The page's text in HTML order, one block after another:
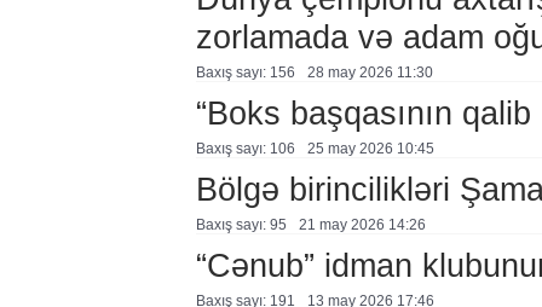
zorlamada və adam
Baxış sayı: 156 28 may 2026 11:30
“Boks başqasının
Baxış sayı: 106 25 may 2026 10:45
Bölgə birincilikləri
Baxış sayı: 95 21 may 2026 14:26
“Cənub” idman
Baxış sayı: 191 13 may 2026 17:46